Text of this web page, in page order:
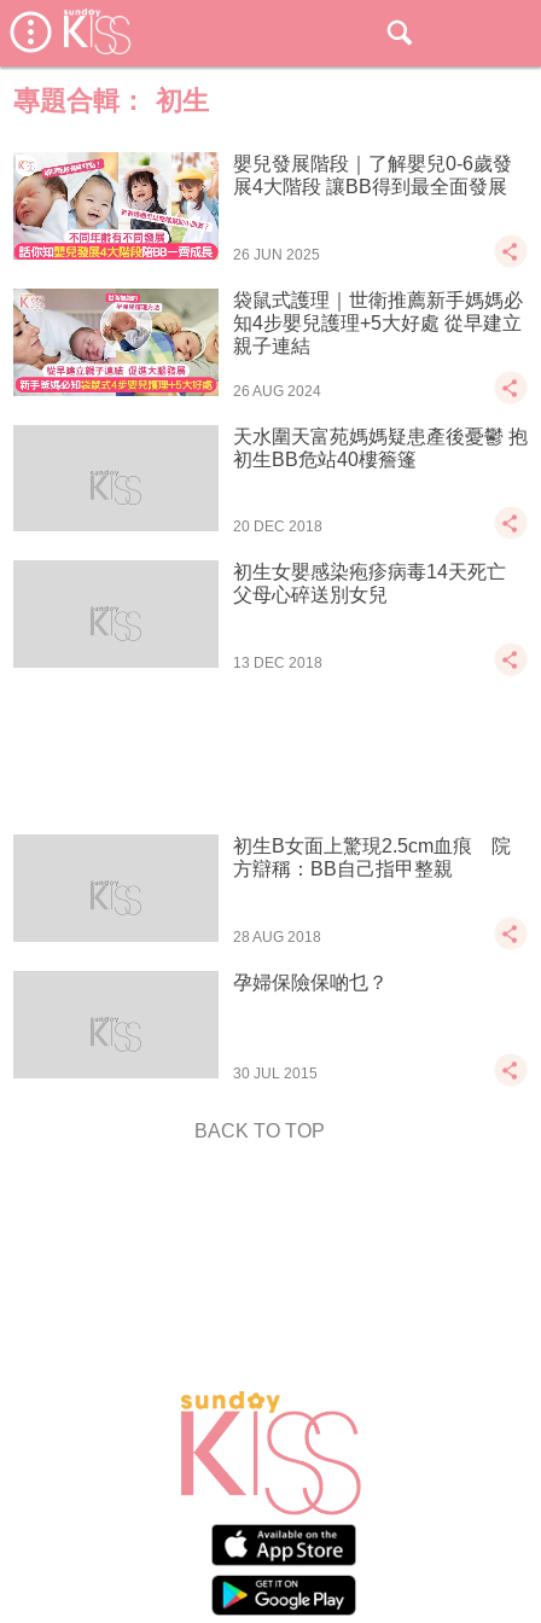
專題合輯： 初生
嬰兒發展階段｜了解嬰兒0-6歲發
展4大階段 讓BB得到最全面發展
26 JUN 2025
袋鼠式護理｜世衛推薦新手媽媽必
知4步嬰兒護理+5大好處 從早建立
親子連結
26 AUG 2024
天水圍天富苑媽媽疑患產後憂鬱 抱
初生BB危站40樓簷篷
20 DEC 2018
初生女嬰感染疱疹病毒14天死亡
父母心碎送別女兒
13 DEC 2018
初生B女面上驚現2.5cm血痕 院
方辯稱：BB自己指甲整親
28 AUG 2018
孕婦保險保啲乜？
30 JUL 2015
BACK TO TOP